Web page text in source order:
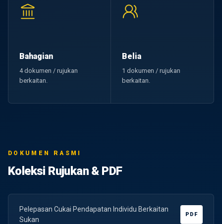
Bahagian
4 dokumen / rujukan
berkaitan.
Belia
1 dokumen / rujukan
berkaitan.
DOKUMEN RASMI
Koleksi Rujukan & PDF
Pelepasan Cukai Pendapatan Individu Berkaitan
Sukan
PDF